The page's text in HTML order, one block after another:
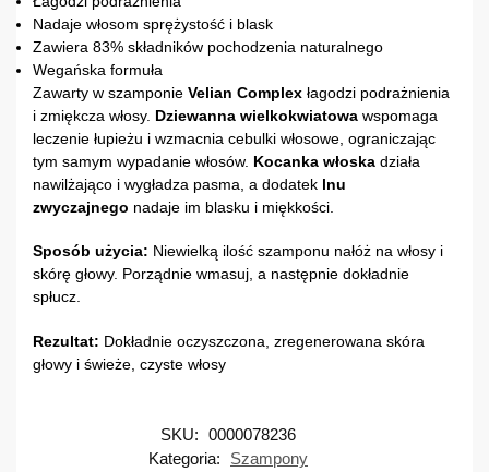
Nadaje włosom sprężystość i blask
Zawiera 83% składników pochodzenia naturalnego
Wegańska formuła
Zawarty w szamponie Velian Complex łagodzi podrażnienia
i zmiękcza włosy. Dziewanna wielkokwiatowa wspomaga
leczenie łupieżu i wzmacnia cebulki włosowe, ograniczając
tym samym wypadanie włosów. Kocanka włoska działa
nawilżająco i wygładza pasma, a dodatek lnu
zwyczajnego nadaje im blasku i miękkości.
Sposób użycia: Niewielką ilość szamponu nałóż na włosy i
skórę głowy. Porządnie wmasuj, a następnie dokładnie
spłucz.
Rezultat: Dokładnie oczyszczona, zregenerowana skóra
głowy i świeże, czyste włosy
SKU: 0000078236
Kategoria:
Szampony